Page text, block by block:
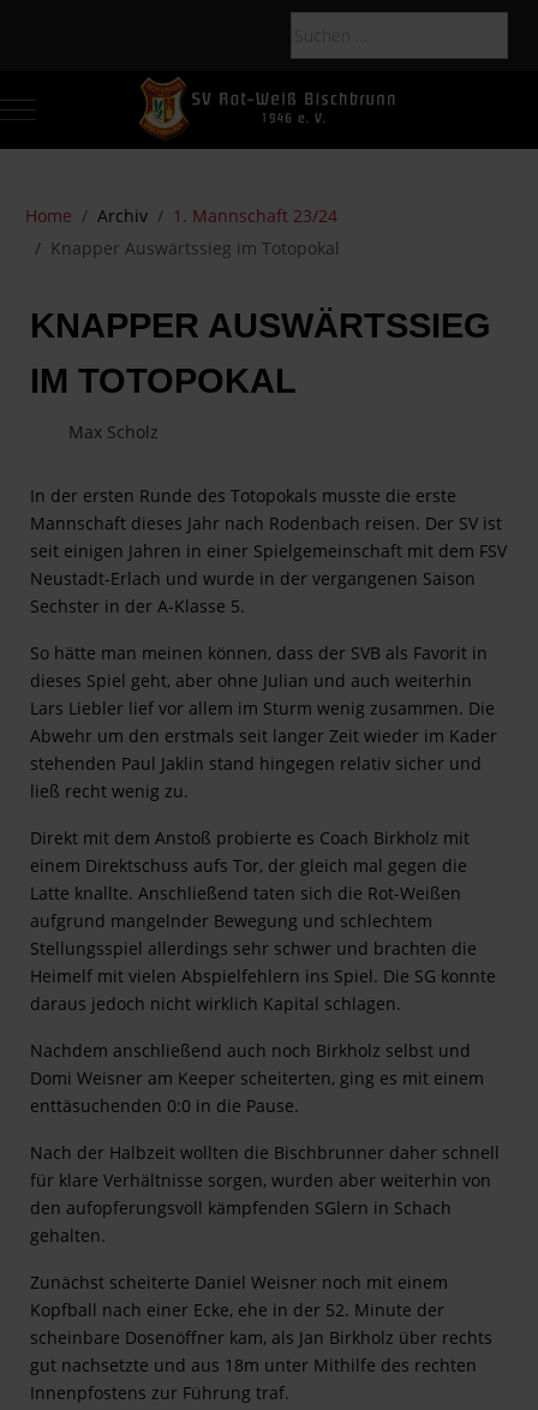
Mobile Menu Toggle
Home Archiv
1. Mannschaft 23/24
Knapper Auswärtssieg im Totopokal
KNAPPER AUSWÄRTSSIEG
IM TOTOPOKAL
Max Scholz
In der ersten Runde des Totopokals musste die erste
Mannschaft dieses Jahr nach Rodenbach reisen. Der SV ist
seit einigen Jahren in einer Spielgemeinschaft mit dem FSV
Neustadt-Erlach und wurde in der vergangenen Saison
Sechster in der A-Klasse 5.
So hätte man meinen können, dass der SVB als Favorit in
dieses Spiel geht, aber ohne Julian und auch weiterhin
Lars Liebler lief vor allem im Sturm wenig zusammen. Die
Abwehr um den erstmals seit langer Zeit wieder im Kader
stehenden Paul Jaklin stand hingegen relativ sicher und
ließ recht wenig zu.
Direkt mit dem Anstoß probierte es Coach Birkholz mit
einem Direktschuss aufs Tor, der gleich mal gegen die
Latte knallte. Anschließend taten sich die Rot-Weißen
aufgrund mangelnder Bewegung und schlechtem
Stellungsspiel allerdings sehr schwer und brachten die
Heimelf mit vielen Abspielfehlern ins Spiel. Die SG konnte
daraus jedoch nicht wirklich Kapital schlagen.
Nachdem anschließend auch noch Birkholz selbst und
Domi Weisner am Keeper scheiterten, ging es mit einem
enttäsuchenden 0:0 in die Pause.
Nach der Halbzeit wollten die Bischbrunner daher schnell
für klare Verhältnisse sorgen, wurden aber weiterhin von
den aufopferungsvoll kämpfenden SGlern in Schach
gehalten.
Zunächst scheiterte Daniel Weisner noch mit einem
Kopfball nach einer Ecke, ehe in der 52. Minute der
scheinbare Dosenöffner kam, als Jan Birkholz über rechts
gut nachsetzte und aus 18m unter Mithilfe des rechten
Innenpfostens zur Führung traf.